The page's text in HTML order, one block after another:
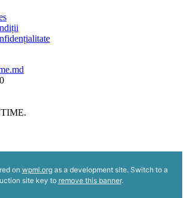
on wpml.orgas a development site. Switch to a
site key to remove this banner.